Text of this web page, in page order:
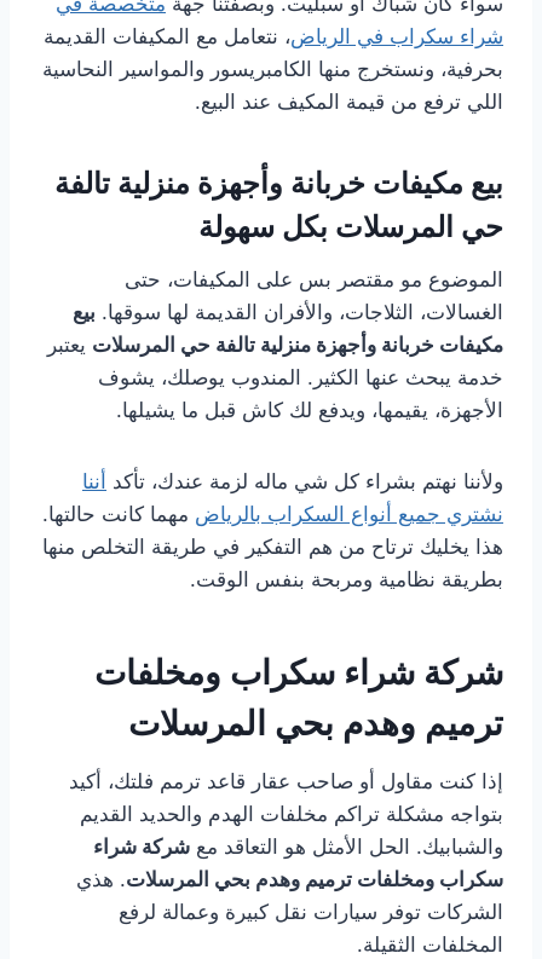
شراء سكراب في الرياض، نتعامل مع المكيفات القديمة
بحرفية، ونستخرج منها الكامبريسور والمواسير النحاسية
اللي ترفع من قيمة المكيف عند البيع.
بيع مكيفات خربانة وأجهزة منزلية تالفة
حي المرسلات بكل سهولة
الموضوع مو مقتصر بس على المكيفات، حتى
الغسالات، الثلاجات، والأفران القديمة لها سوقها. بيع
مكيفات خربانة وأجهزة منزلية تالفة حي المرسلات يعتبر
خدمة يبحث عنها الكثير. المندوب يوصلك، يشوف
الأجهزة، يقيمها، ويدفع لك كاش قبل ما يشيلها.
ولأننا نهتم بشراء كل شي ماله لزمة عندك، تأكد أننا
نشتري جميع أنواع السكراب بالرياض مهما كانت حالتها.
هذا يخليك ترتاح من هم التفكير في طريقة التخلص منها
بطريقة نظامية ومربحة بنفس الوقت.
شركة شراء سكراب ومخلفات
ترميم وهدم بحي المرسلات
إذا كنت مقاول أو صاحب عقار قاعد ترمم فلتك، أكيد
بتواجه مشكلة تراكم مخلفات الهدم والحديد القديم
والشبابيك. الحل الأمثل هو التعاقد مع شركة شراء
سكراب ومخلفات ترميم وهدم بحي المرسلات. هذي
الشركات توفر سيارات نقل كبيرة وعمالة لرفع
المخلفات الثقيلة.